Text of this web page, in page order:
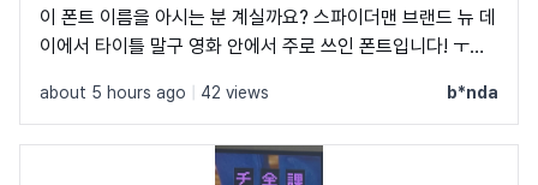
이 폰트 이름을 아시는 분 계실까요? 스파이더맨 브랜드 뉴 데
이에서 타이틀 말구 영화 안에서 주로 쓰인 폰트입니다! ㅜㅜ
깝고 t가 유독 가로가 짧아서 예쁘더라구요
about 5 hours ago 42 views b*nda